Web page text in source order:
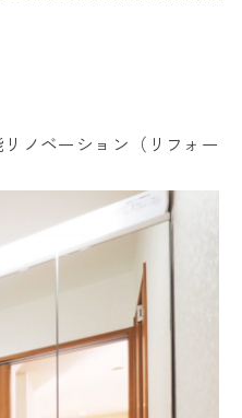
ノベーション（リフォー